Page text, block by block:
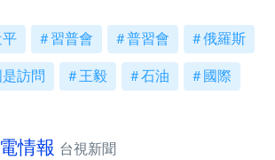
習普會 普習會 俄羅斯
是訪問 王毅 石油 國際
情報 台視新聞